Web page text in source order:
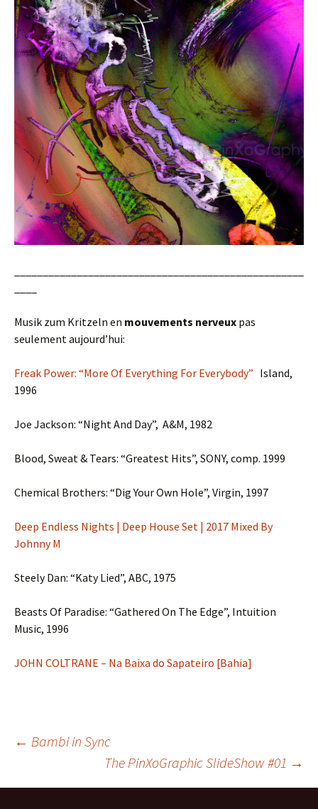
Musik zum Kritzeln en mouvements nerveux pas
seulement aujourd’hui:
Freak Power: “More Of Everything For Everybody” Island,
1996
Joe Jackson: “Night And Day”, A&M, 1982
Blood, Sweat & Tears: “Greatest Hits”, SONY, comp. 1999
Chemical Brothers: “Dig Your Own Hole”, Virgin, 1997
Deep Endless Nights | Deep House Set | 2017 Mixed By
Johnny M
Steely Dan: “Katy Lied”, ABC, 1975
Beasts Of Paradise: “Gathered On The Edge”, Intuition
Music, 1996
JOHN COLTRANE – Na Baixa do Sapateiro [Bahia]
Post
navigation
← Bambi in Sync
The PinXoGraphic SlideShow #01 →